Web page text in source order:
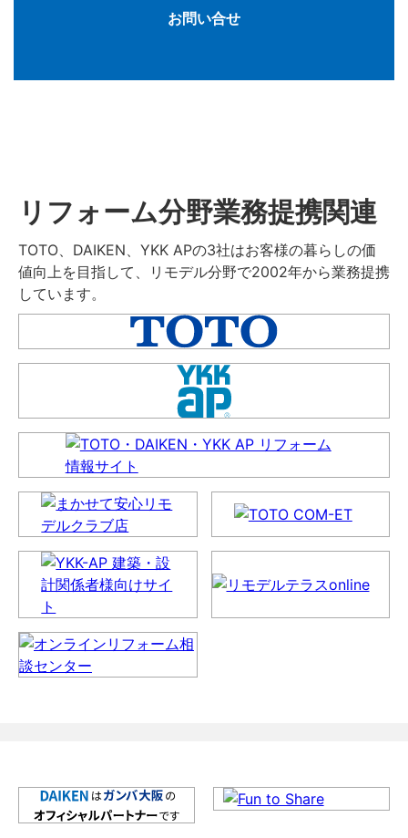
お問い合せ
リフォーム分野業務提携関連
TOTO、DAIKEN、YKK APの3社はお客様の暮らしの価
値向上を目指して、リモデル分野で2002年から業務提携
しています。